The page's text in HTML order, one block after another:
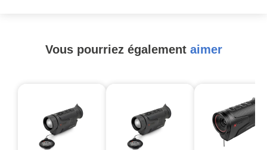
Vous pourriez également aimer